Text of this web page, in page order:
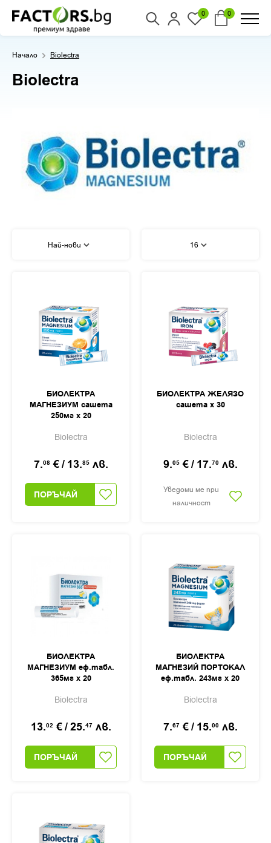
0 0
Начало Biolectra
Biolectra
Най-нови 16
БИОЛЕКТРА
МАГНЕЗИУМ сашета
250мг х 20
Biolectra
7.08 €/ 13.85 лв.
ПОРЪЧАЙ
БИОЛЕКТРА ЖЕЛЯЗО
сашета х 30
Biolectra
9.05 €/ 17.70 лв.
Уведоми ме при
наличност
БИОЛЕКТРА
МАГНЕЗИУМ еф.табл.
365мг х 20
Biolectra
13.02 €/25.47 лв.
ПОРЪЧАЙ
БИОЛЕКТРА
МАГНЕЗИЙ ПОРТОКАЛ
еф.табл. 243мг х 20
Biolectra
7.67 €/ 15.00 лв.
ПОРЪЧАЙ